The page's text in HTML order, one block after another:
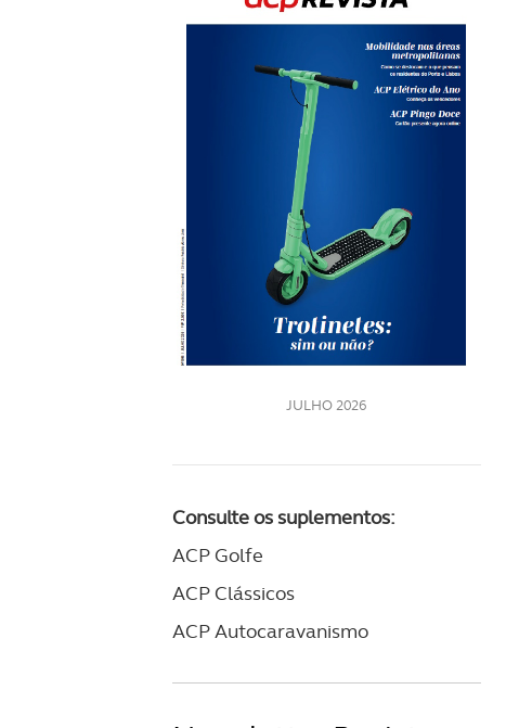
JULHO 2026
Consulte os suplementos:
ACP Golfe
ACP Clássicos
ACP Autocaravanismo